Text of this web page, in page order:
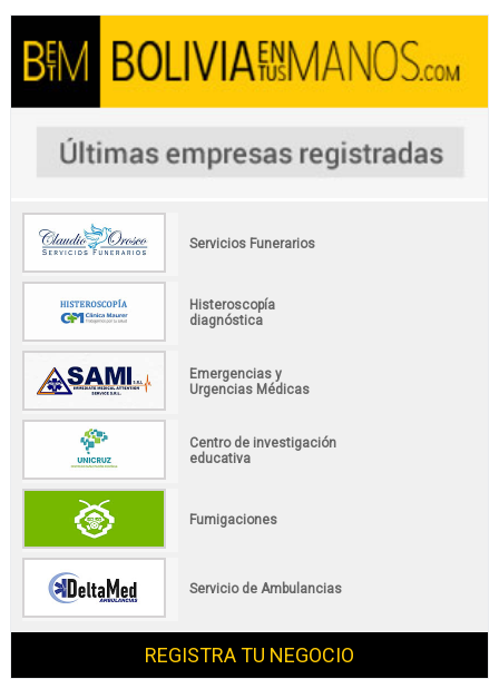
Servicios Funerarios
Histeroscopía
diagnóstica
Emergencias y
Urgencias Médicas
Centro de investigación
educativa
Fumigaciones
Servicio de Ambulancias
REGISTRA TU NEGOCIO